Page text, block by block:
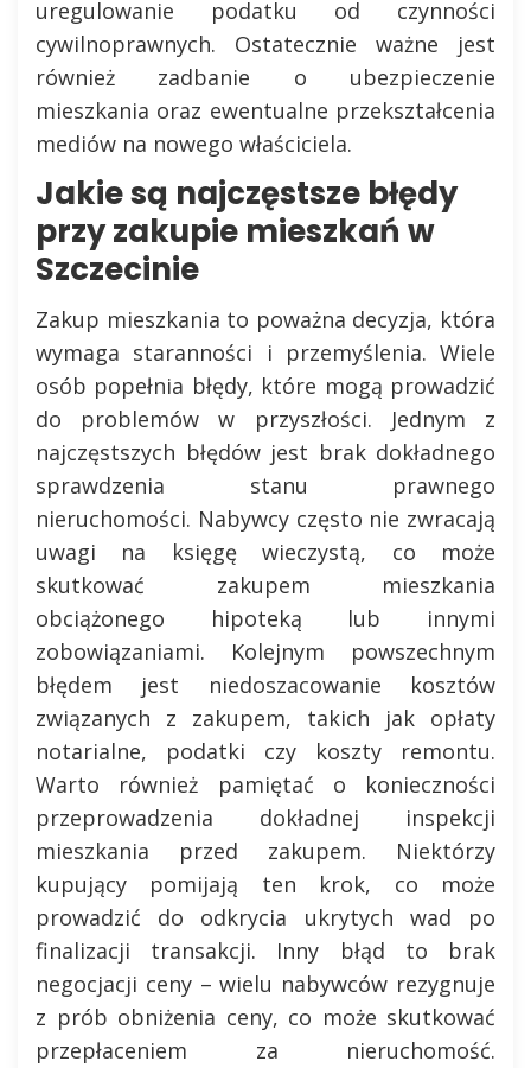
uregulowanie podatku od czynności
cywilnoprawnych. Ostatecznie ważne jest
również zadbanie o ubezpieczenie
mieszkania oraz ewentualne przekształcenia
mediów na nowego właściciela.
Jakie są najczęstsze błędy
przy zakupie mieszkań w
Szczecinie
Zakup mieszkania to poważna decyzja, która
wymaga staranności i przemyślenia. Wiele
osób popełnia błędy, które mogą prowadzić
do problemów w przyszłości. Jednym z
najczęstszych błędów jest brak dokładnego
sprawdzenia stanu prawnego
nieruchomości. Nabywcy często nie zwracają
uwagi na księgę wieczystą, co może
skutkować zakupem mieszkania
obciążonego hipoteką lub innymi
zobowiązaniami. Kolejnym powszechnym
błędem jest niedoszacowanie kosztów
związanych z zakupem, takich jak opłaty
notarialne, podatki czy koszty remontu.
Warto również pamiętać o konieczności
przeprowadzenia dokładnej inspekcji
mieszkania przed zakupem. Niektórzy
kupujący pomijają ten krok, co może
prowadzić do odkrycia ukrytych wad po
finalizacji transakcji. Inny błąd to brak
negocjacji ceny – wielu nabywców rezygnuje
z prób obniżenia ceny, co może skutkować
przepłaceniem za nieruchomość.